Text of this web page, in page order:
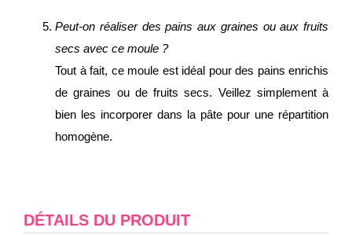
Peut-on réaliser des pains aux graines ou aux fruits
secs avec ce moule ?
Tout à fait, ce moule est idéal pour des pains enrichis
de graines ou de fruits secs. Veillez simplement à
bien les incorporer dans la pâte pour une répartition
homogène.
DÉTAILS DU PRODUIT